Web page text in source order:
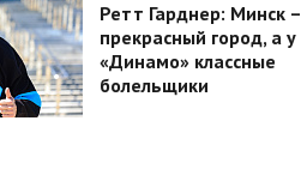
Ретт Гарднер: Минск –
прекрасный город, а у
«Динамо» классные
болельщики